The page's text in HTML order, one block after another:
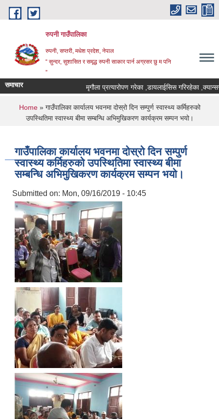
Skip to main content
रुपनी गाउँपालिका
रुपनी, सप्तरी, मधेश प्रदेश, नेपाल
“ सुन्दर, सुशासित र समृद्ध रुपनी साकार पार्न अग्रसर छु म पनि
”
समाचार मृगौला प्रत्यारोपण गरेका ,डायलाईसिस गरिरहेका
You are here
Home» गाउँपालिका कार्यालय भवनमा दोस्रो दिन सम्पुर्ण स्वास्थ्य कर्मिहरुको
उपस्थितिमा स्वास्थ्य बीमा सम्बन्धि अभिमुखिकरण कार्यक्रम सम्पन भयो।
गाउँपालिका कार्यालय भवनमा दोस्रो दिन सम्पुर्ण
स्वास्थ्य कर्मिहरुको उपस्थितिमा स्वास्थ्य बीमा
सम्बन्धि अभिमुखिकरण कार्यक्रम सम्पन भयो।
Submitted on: Mon, 09/16/2019 - 10:45